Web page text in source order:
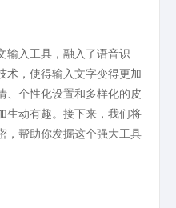
输入工具，融入了语音识
术，使得输入文字变得更加
、个性化设置和多样化的皮
生动有趣。接下来，我们将
，帮助你发掘这个强大工具